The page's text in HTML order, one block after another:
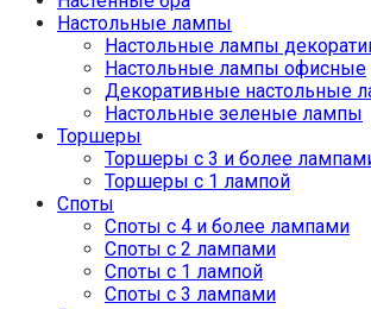
Настольные лампы
Настольные лампы
Настольные лампы офисные
Декоративные настольные
Настольные зеленые лампы
Торшеры
Торшеры с 3 и более
Торшеры с 1 лампой
Споты
Споты с 4 и более лампами
Споты с 2 лампами
Споты с 1 лампой
Споты с 3 лампами